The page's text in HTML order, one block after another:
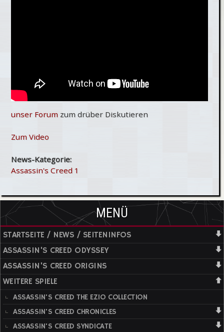
unser Forum zum drüber Diskutieren
Zum Video
News-Kategorie:
Assassin's Creed 1
MENÜ
STARTSEITE / NEWS / SEITENINFOS
ASSASSIN'S CREED ODYSSEY
ASSASSIN'S CREED ORIGINS
WEITERE SPIELE
ASSASSIN'S CREED THE EZIO COLLECTION
ASSASSIN'S CREED CHRONICLES
ASSASSIN'S CREED SYNDICATE